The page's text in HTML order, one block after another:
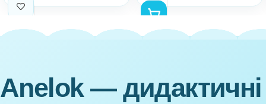
Anelok — дидактичні